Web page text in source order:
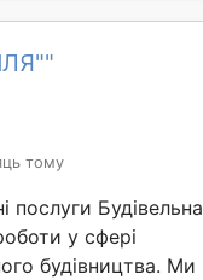
тому
Будівельна
у сфері
будівництва. Ми